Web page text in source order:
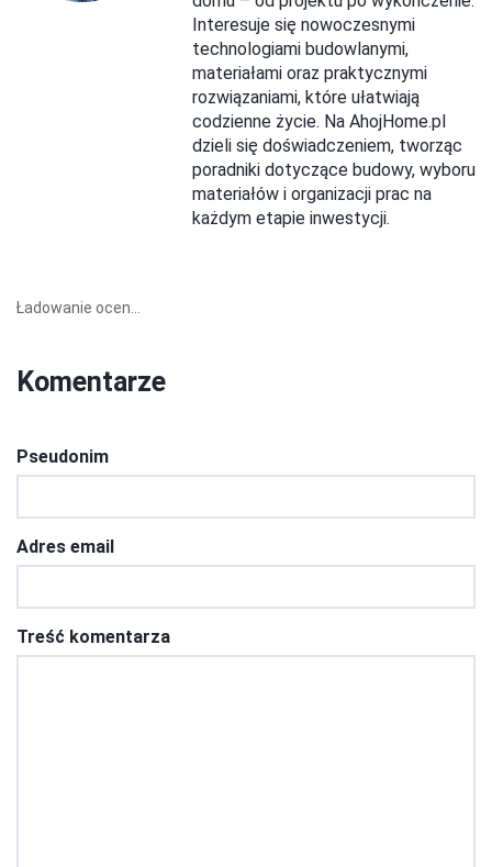
Interesuje się nowoczesnymi
technologiami budowlanymi,
materiałami oraz praktycznymi
rozwiązaniami, które ułatwiają
codzienne życie. Na AhojHome.pl
dzieli się doświadczeniem, tworząc
poradniki dotyczące budowy, wyboru
materiałów i organizacji prac na
każdym etapie inwestycji.
Ładowanie ocen...
Komentarze
Pseudonim
Adres email
Treść komentarza